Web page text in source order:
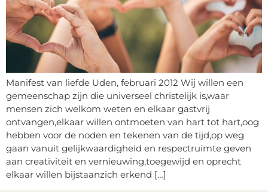
Manifest van liefde Uden, februari 2012 Wij willen een
gemeenschap zijn die universeel christelijk is,waar
mensen zich welkom weten en elkaar gastvrij
ontvangen,elkaar willen ontmoeten van hart tot hart,oog
hebben voor de noden en tekenen van de tijd,op weg
gaan vanuit gelijkwaardigheid en respectruimte geven
aan creativiteit en vernieuwing,toegewijd en oprecht
elkaar willen bijstaanzich erkend […]